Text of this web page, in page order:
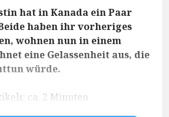
hat in Kanada ein Paar
haben ihr vorheriges
wohnen nun in einem
eine Gelassenheit aus, die
würde.
ca. 2 Minuten